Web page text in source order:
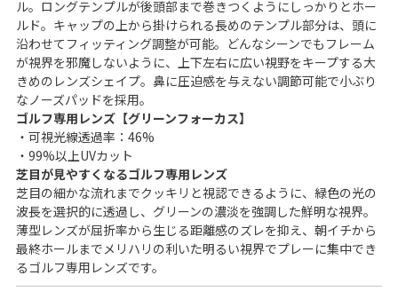
ル。ロングテンプルが後頭部まで巻きつくようにしっかりとホー
ルド。キャップの上から掛けられる長めのテンプル部分は、頭に
沿わせてフィッティング調整が可能。どんなシーンでもフレーム
が視界を邪魔しないように、上下左右に広い視野をキープする大
きめのレンズシェイプ。鼻に圧迫感を与えない調節可能で小ぶり
なノーズパッドを採用。
ゴルフ専用レンズ【グリーンフォーカス】
・可視光線透過率：46%
・99%以上UVカット
芝目が見やすくなるゴルフ専用レンズ
芝目の細かな流れまでクッキリと視認できるように、緑色の光の
波長を選択的に透過し、グリーンの濃淡を強調した鮮明な視界。
薄型レンズが屈折率から生じる距離感のズレを抑え、朝イチから
最終ホールまでメリハリの利いた明るい視界でプレーに集中でき
るゴルフ専用レンズです。